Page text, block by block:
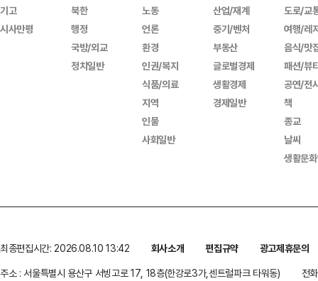
기고
시사만평
북한
행정
국방/외교
정치일반
노동
언론
환경
인권/복지
식품/의료
지역
인물
사회일반
산업/재계
중기/벤처
부동산
글로벌경제
생활경제
경제일반
도로/교
여행/레
음식/맛
패션/뷰
공연/전
책
종교
날씨
생활문
최종편집시간: 2026.08.10 13:42 회사소개 편집규약
광고제휴문의
주소 : 서울특별시 용산구 서빙고로 17, 18층(한강로3가,센트럴파크 타워동)
전